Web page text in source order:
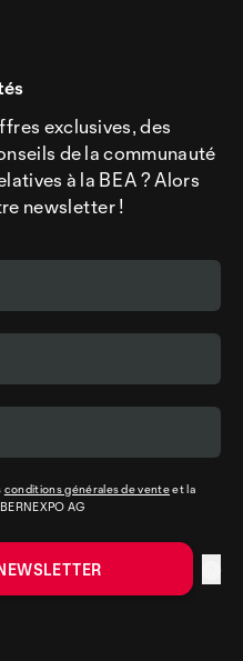
exclusives, des
de la communauté
à la BEA ? Alors
newsletter !
conditions générales de venteet la
AG